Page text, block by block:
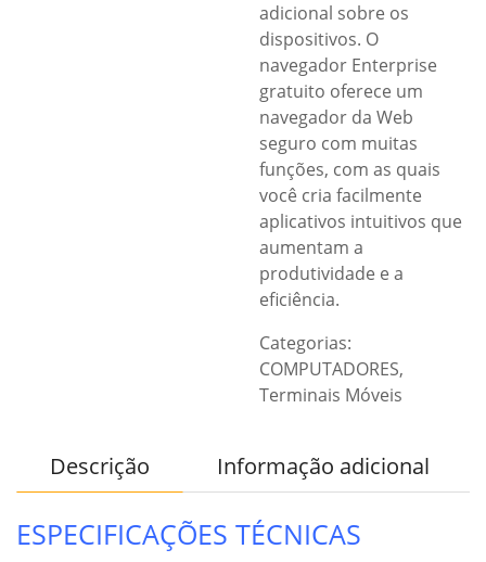
adicional sobre os
dispositivos. O
navegador Enterprise
gratuito oferece um
navegador da Web
seguro com muitas
funções, com as quais
você cria facilmente
aplicativos intuitivos que
aumentam a
produtividade e a
eficiência.
Categorias:
COMPUTADORES,
Terminais Móveis
Descrição Informação adicional
ESPECIFICAÇÕES TÉCNICAS